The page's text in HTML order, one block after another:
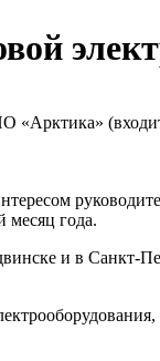
«Арктика»
месяц года.
и в Санкт-